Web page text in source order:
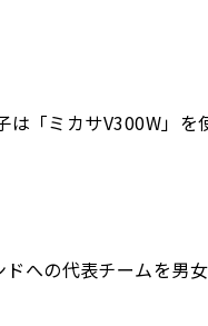
「ミカサV300W」を
への代表チームを男